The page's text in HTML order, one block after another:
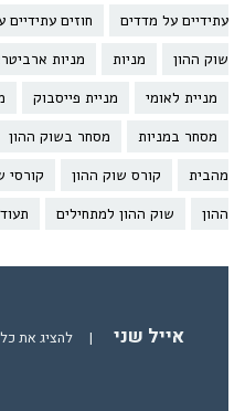
עתידיים על מדדים
חוזים עתידיים
שוק ההון
מניות מניות
מניית לאומי
מניית פייסבוק
מסחר במניות
מסחר בשוק ההון
מהבית
קורס שוק ההון קורסי
ההון
שוק ההון למתחילים
אייל שני | להציג את